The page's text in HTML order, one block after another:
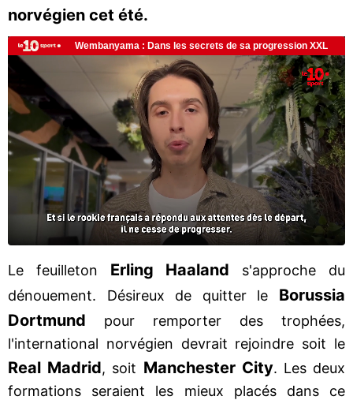
norvégien cet été.
Le feuilleton Erling Haaland s'approche du
dénouement. Désireux de quitter le Borussia
Dortmund pour remporter des trophées,
l'international norvégien devrait rejoindre soit le
Real Madrid, soit Manchester City. Les deux
formations seraient les mieux placés dans ce